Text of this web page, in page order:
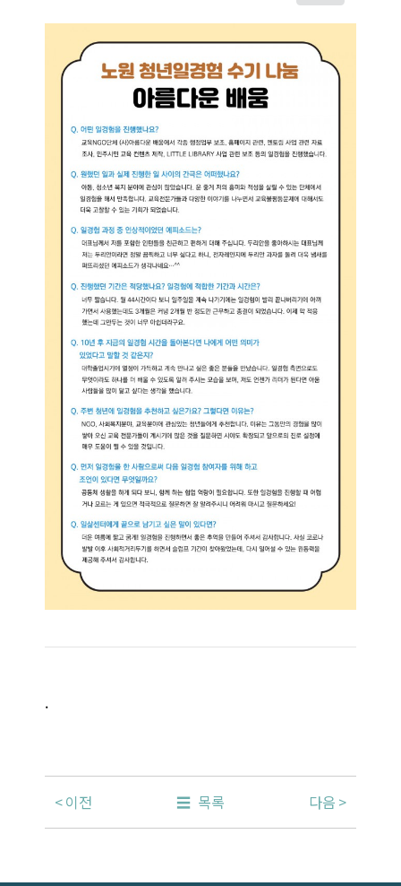
.
이전 목록 다음